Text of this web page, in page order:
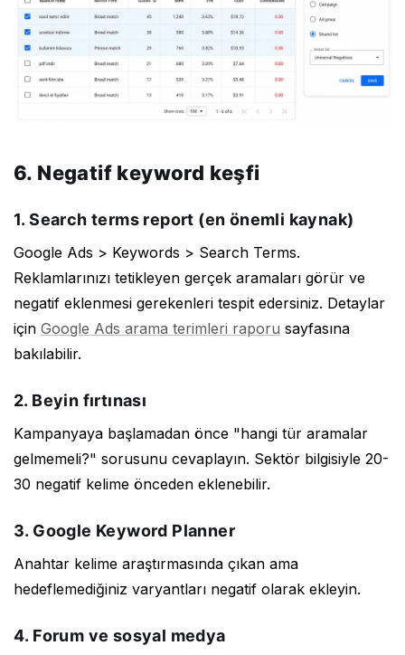
6. Negatif keyword keşfi
1. Search terms report (en önemli kaynak)
Google Ads > Keywords > Search Terms.
Reklamlarınızı tetikleyen gerçek aramaları görür ve
negatif eklenmesi gerekenleri tespit edersiniz. Detaylar
için Google Ads arama terimleri raporu sayfasına
bakılabilir.
2. Beyin fırtınası
Kampanyaya başlamadan önce "hangi tür aramalar
gelmemeli?" sorusunu cevaplayın. Sektör bilgisiyle 20-
30 negatif kelime önceden eklenebilir.
3. Google Keyword Planner
Anahtar kelime araştırmasında çıkan ama
hedeflemediğiniz varyantları negatif olarak ekleyin.
4. Forum ve sosyal medya